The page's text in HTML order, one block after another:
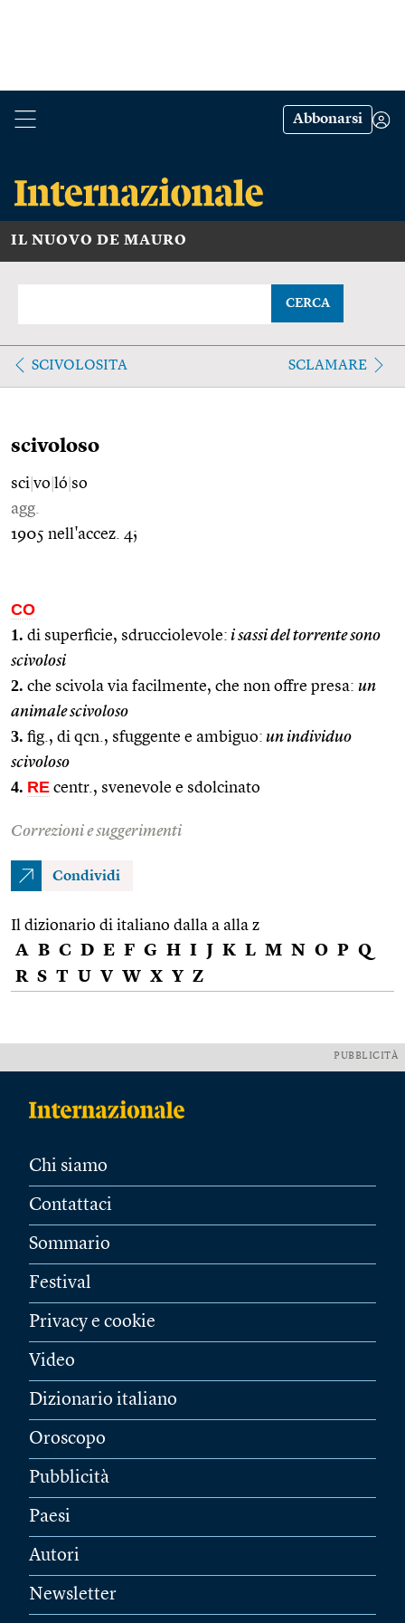
Abbonarsi
IL NUOVO DE MAURO
CERCA
SCIVOLOSITA SCLAMARE
scivoloso
sci vo ló so
agg.
1905 nell'accez. 4;
CO
1. di superficie, sdrucciolevole: i sassi del torrente sono
scivolosi
2. che scivola via facilmente, che non offre presa: un
animale scivoloso
3. fig., di qcn., sfuggente e ambiguo: un individuo
scivoloso
4. RE centr., svenevole e sdolcinato
Correzioni e suggerimenti
Condividi
Il dizionario di italiano dalla a alla z
A B C D E F G H I J K L M N O P Q
R S T U V W X Y Z
PUBBLICITÀ
Chi siamo
Contattaci
Sommario
Festival
Privacy e cookie
Video
Dizionario italiano
Oroscopo
Pubblicità
Paesi
Autori
Newsletter